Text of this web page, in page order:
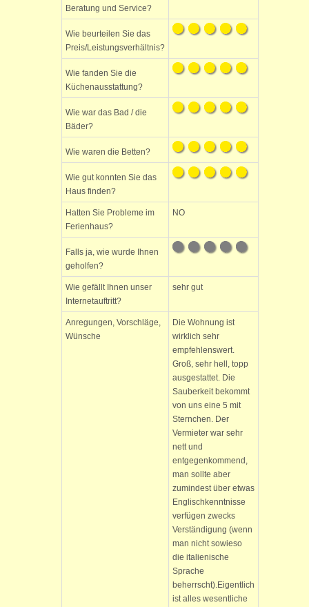
Beratung und Service?
Wie beurteilen Sie das
Preis/Leistungsverhältnis?
Wie fanden Sie die
Küchenausstattung?
Wie war das Bad / die
Bäder?
Wie waren die Betten?
Wie gut konnten Sie das
Haus finden?
Hatten Sie Probleme im
Ferienhaus?
NO
Falls ja, wie wurde Ihnen
geholfen?
Wie gefällt Ihnen unser
Internetauftritt?
sehr gut
Anregungen, Vorschläge,
Wünsche
Die Wohnung ist
wirklich sehr
empfehlenswert.
Groß, sehr hell, topp
ausgestattet. Die
Sauberkeit bekommt
von uns eine 5 mit
Sternchen. Der
Vermieter war sehr
nett und
entgegenkommend,
man sollte aber
zumindest über etwas
Englischkenntnisse
verfügen zwecks
Verständigung (wenn
man nicht sowieso
die italienische
Sprache
beherrscht).Eigentlich
ist alles wesentliche